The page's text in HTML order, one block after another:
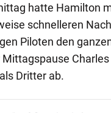
hatte Hamilton
schnelleren
Piloten den
Mittagspause
Dritter ab.